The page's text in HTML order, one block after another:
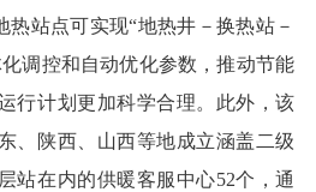
热站点可实现“地热井－换热站－
调控和自动优化参数，推动节能
行计划更加科学合理。此外，该
、陕西、山西等地成立涵盖二级
站在内的供暖客服中心52个，通